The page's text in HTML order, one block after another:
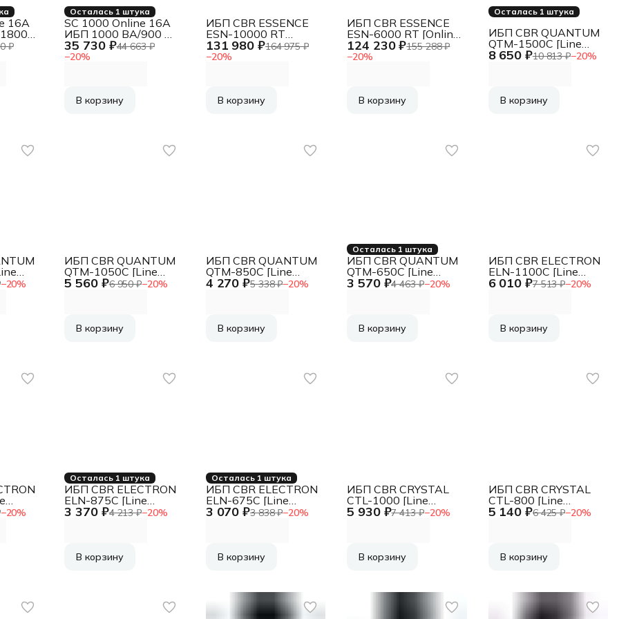
₽
16А
Осталась 1 штука
35 730 ₽44 663 ₽
−20%
SC 1000 Online 16А
ИБП 1000 ВА/900 Вт
{Online, Напольный,
110-300В, 2 х ЕВРО,
батареи 2 шт от 4,
В корзину
131 980 ₽164 975 ₽
−20%
ИБП CBR ESSENCE
ESN-10000 RT
[Online 10000 VA /
10000 W, Rack, 2 x
SNMP slot]
В корзину
124 230 ₽155 288 ₽
−20%
ИБП CBR ESSENCE
ESN-6000 RT [Online
6000 VA / 6000 W,
Rack, 2 x C13, 4 x
slot]
В корзину
Осталась 1 штука
8 650 ₽10 813 ₽−20%
ИБП CBR QUANTUM
QTM-1500С [Line
Interactive 1500 VA /
В корзину
−20%
VA /
5 560 ₽6 950 ₽−20%
ИБП CBR QUANTUM
QTM-1050C [Line
Interactive 1050 VA /
В корзину
4 270 ₽5 338 ₽−20%
ИБП CBR QUANTUM
QTM-850C [Line
Interactive 850 VA /
В корзину
Осталась 1 штука
3 570 ₽4 463 ₽−20%
ИБП CBR QUANTUM
QTM-650C [Line
Interactive 650 VA /
В корзину
6 010 ₽7 513 ₽−20%
ИБП CBR ELECTRON
ELN-1100C [Line
Interactive 1100 VA /
В корзину
−20%
VA /
Осталась 1 штука
3 370 ₽4 213 ₽−20%
ИБП CBR ELECTRON
ELN-875C [Line
Interactive 875 VA /
В корзину
Осталась 1 штука
3 070 ₽3 838 ₽−20%
ИБП CBR ELECTRON
ELN-675C [Line
Interactive 675 VA /
В корзину
5 930 ₽7 413 ₽−20%
ИБП CBR CRYSTAL
CTL-1000 [Line
Interactive, 1000 VA /
Breaker]
В корзину
5 140 ₽6 425 ₽−20%
ИБП CBR CRYSTAL
CTL-800 [Line
Interactive, 800 VA /
Breaker]
В корзину